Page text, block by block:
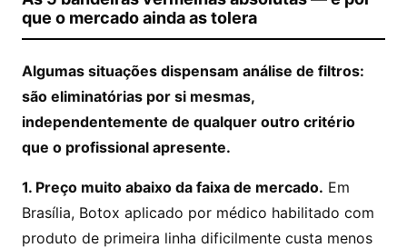
que o mercado ainda as tolera
Algumas situações dispensam análise de filtros:
são eliminatórias por si mesmas,
independentemente de qualquer outro critério
que o profissional apresente.
1. Preço muito abaixo da faixa de mercado. Em
Brasília, Botox aplicado por médico habilitado com
produto de primeira linha dificilmente custa menos